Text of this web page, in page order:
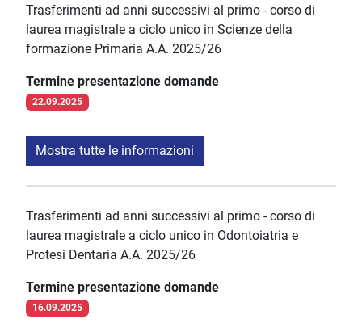
Trasferimenti ad anni successivi al primo - corso di
laurea magistrale a ciclo unico in Scienze della
formazione Primaria A.A. 2025/26
Termine presentazione domande
22.09.2025
Mostra tutte le informazioni
Trasferimenti ad anni successivi al primo - corso di
laurea magistrale a ciclo unico in Odontoiatria e
Protesi Dentaria A.A. 2025/26
Termine presentazione domande
16.09.2025